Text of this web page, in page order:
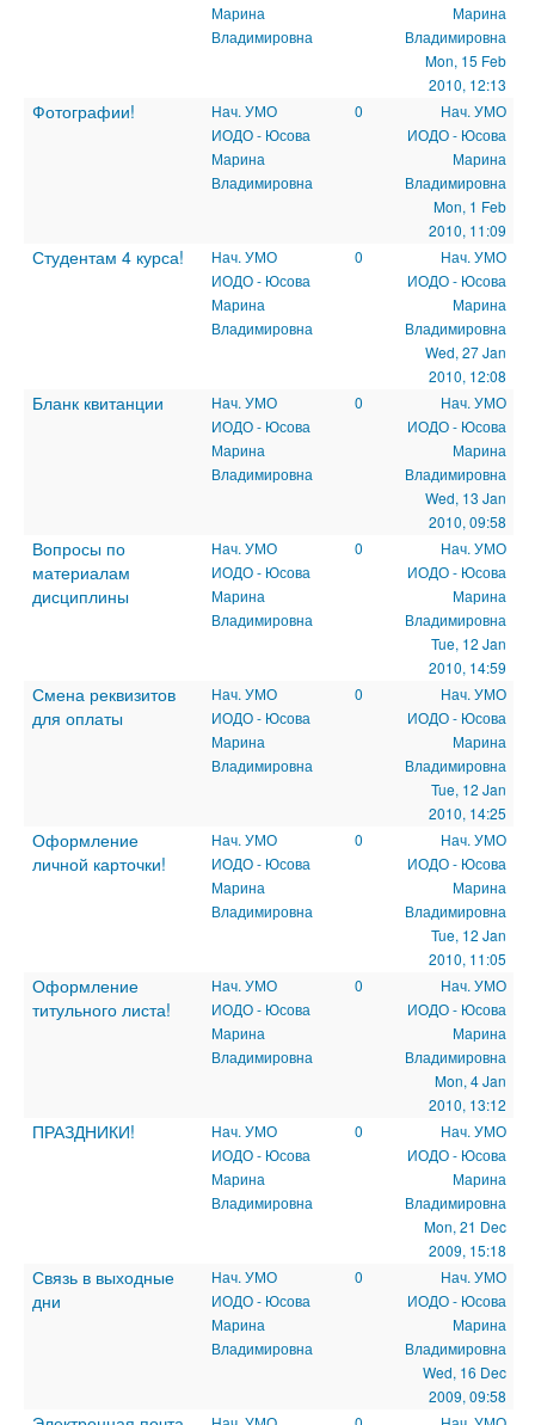
Марина
Владимировна
Марина
Владимировна
Mon, 15 Feb
2010, 12:13
Фотографии!
Нач. УМО
ИОДО - Юсова
Марина
Владимировна
0
Нач. УМО
ИОДО - Юсова
Марина
Владимировна
Mon, 1 Feb
2010, 11:09
Студентам 4 курса!
Нач. УМО
ИОДО - Юсова
Марина
Владимировна
0
Нач. УМО
ИОДО - Юсова
Марина
Владимировна
Wed, 27 Jan
2010, 12:08
Бланк квитанции
Нач. УМО
ИОДО - Юсова
Марина
Владимировна
0
Нач. УМО
ИОДО - Юсова
Марина
Владимировна
Wed, 13 Jan
2010, 09:58
Вопросы по
материалам
дисциплины
Нач. УМО
ИОДО - Юсова
Марина
Владимировна
0
Нач. УМО
ИОДО - Юсова
Марина
Владимировна
Tue, 12 Jan
2010, 14:59
Смена реквизитов
для оплаты
Нач. УМО
ИОДО - Юсова
Марина
Владимировна
0
Нач. УМО
ИОДО - Юсова
Марина
Владимировна
Tue, 12 Jan
2010, 14:25
Оформление
личной карточки!
Нач. УМО
ИОДО - Юсова
Марина
Владимировна
0
Нач. УМО
ИОДО - Юсова
Марина
Владимировна
Tue, 12 Jan
2010, 11:05
Оформление
титульного листа!
Нач. УМО
ИОДО - Юсова
Марина
Владимировна
0
Нач. УМО
ИОДО - Юсова
Марина
Владимировна
Mon, 4 Jan
2010, 13:12
ПРАЗДНИКИ!
Нач. УМО
ИОДО - Юсова
Марина
Владимировна
0
Нач. УМО
ИОДО - Юсова
Марина
Владимировна
Mon, 21 Dec
2009, 15:18
Связь в выходные
дни
Нач. УМО
ИОДО - Юсова
Марина
Владимировна
0
Нач. УМО
ИОДО - Юсова
Марина
Владимировна
Wed, 16 Dec
2009, 09:58